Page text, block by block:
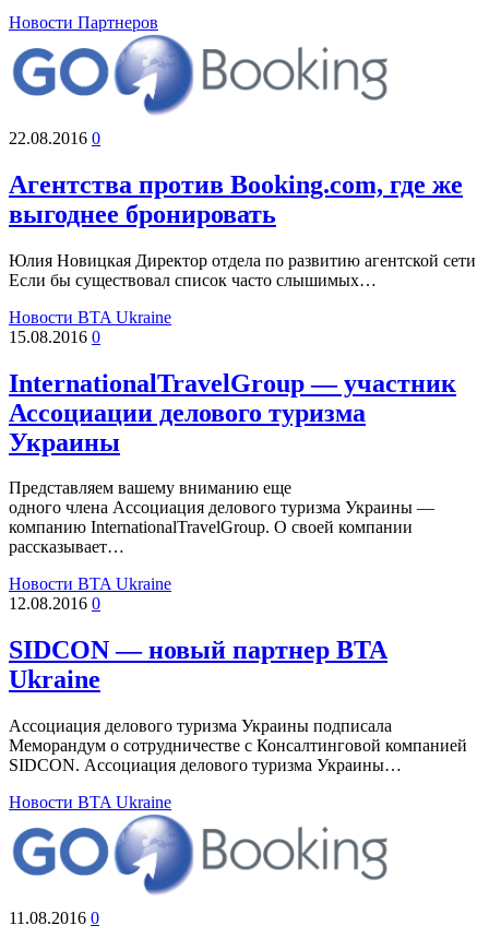
Новости Партнеров
22.08.2016 0
Агентства против Booking.com, где же
выгоднее бронировать
Юлия Новицкая Директор отдела по развитию агентской сети
Если бы существовал список часто слышимых…
Новости BTA Ukraine
15.08.2016 0
InternationalTravelGroup — участник
Ассоциации делового туризма
Украины
Представляем вашему вниманию еще
одного члена Ассоциация делового туризма Украины —
компанию InternationalTravelGroup. О своей компании
рассказывает…
Новости BTA Ukraine
12.08.2016 0
SIDCON — новый партнер BTA
Ukraine
Ассоциация делового туризма Украины подписала
Меморандум о сотрудничестве с Консалтинговой компанией
SIDCON. Ассоциация делового туризма Украины…
Новости BTA Ukraine
11.08.2016 0